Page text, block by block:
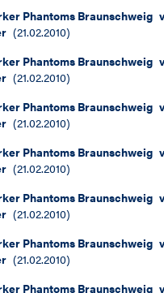
Phantoms Braunschweig
(21.02.2010)
Phantoms Braunschweig
(21.02.2010)
Phantoms Braunschweig
(21.02.2010)
Phantoms Braunschweig
(21.02.2010)
Phantoms Braunschweig
(21.02.2010)
Phantoms Braunschweig
(21.02.2010)
Phantoms Braunschweig